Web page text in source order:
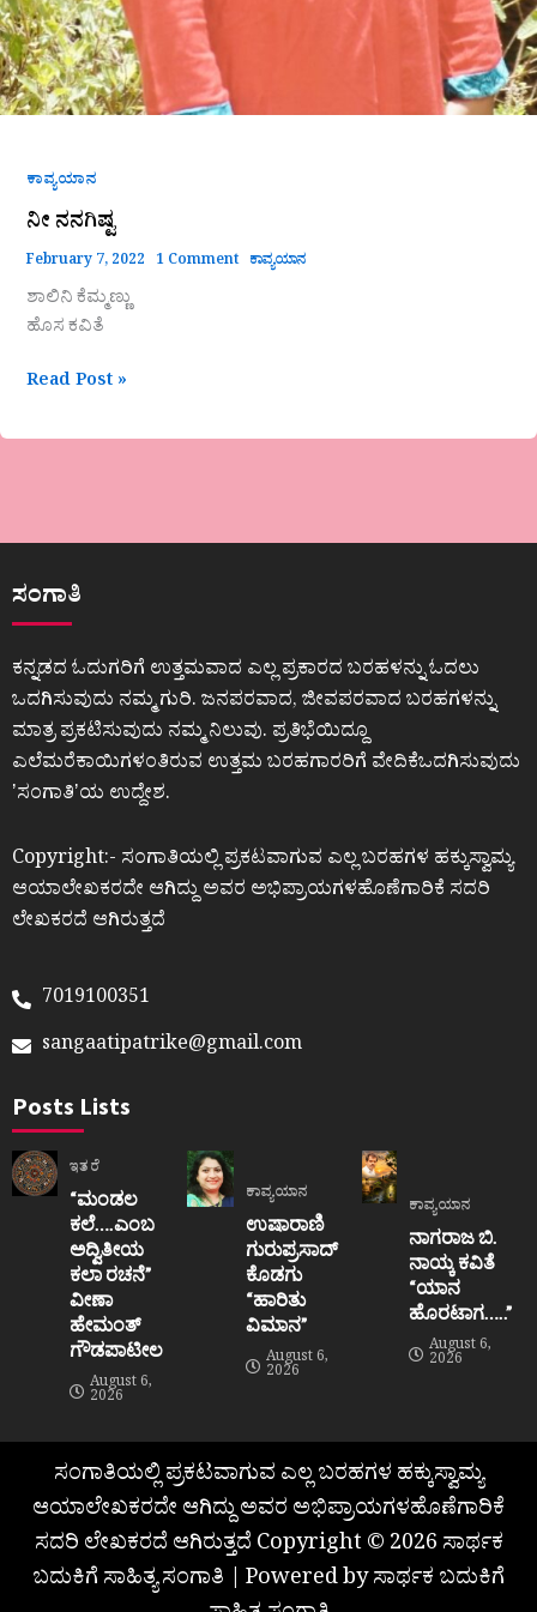
ಕಾವ್ಯಯಾನ
ನೀ ನನಗಿಷ್ಟ
February 7, 2022 1 Comment ಕಾವ್ಯಯಾನ
ಶಾಲಿನಿ ಕೆಮ್ಮಣ್ಣು
ಹೊಸ ಕವಿತೆ
Read Post »
ಸಂಗಾತಿ
ಕನ್ನಡದ ಓದುಗರಿಗೆ ಉತ್ತಮವಾದ ಎಲ್ಲ ಪ್ರಕಾರದ ಬರಹಳನ್ನು ಓದಲು
ಒದಗಿಸುವುದು ನಮ್ಮ ಗುರಿ. ಜನಪರವಾದ, ಜೀವಪರವಾದ ಬರಹಗಳನ್ನು
ಮಾತ್ರ ಪ್ರಕಟಿಸುವುದು ನಮ್ಮ ನಿಲುವು. ಪ್ರತಿಭೆಯಿದ್ದೂ
ಎಲೆಮರೆಕಾಯಿಗಳಂತಿರುವ ಉತ್ತಮ ಬರಹಗಾರರಿಗೆ ವೇದಿಕೆಒದಗಿಸುವುದು
ʼಸಂಗಾತಿʼಯ ಉದ್ದೇಶ.
Copyright:- ಸಂಗಾತಿಯಲ್ಲಿ ಪ್ರಕಟವಾಗುವ ಎಲ್ಲ ಬರಹಗಳ ಹಕ್ಕುಸ್ವಾಮ್ಯ
ಆಯಾಲೇಖಕರದೇ ಆಗಿದ್ದು ಅವರ ಅಭಿಪ್ರಾಯಗಳಹೊಣೆಗಾರಿಕೆ ಸದರಿ
ಲೇಖಕರದೆ ಆಗಿರುತ್ತದೆ
7019100351
sangaatipatrike@gmail.com
Posts Lists
ಇತರೆ
“ಮಂಡಲ
ಕಲೆ….ಎಂಬ
ಅದ್ವಿತೀಯ
ಕಲಾ ರಚನೆ”‌
ವೀಣಾ
ಹೇಮಂತ್‌
ಗೌಡಪಾಟೀಲ
August 6,
2026
ಕಾವ್ಯಯಾನ
ಉಷಾರಾಣಿ
ಗುರುಪ್ರಸಾದ್
ಕೊಡಗು
“ಹಾರಿತು
ವಿಮಾನ”
August 6,
2026
ಕಾವ್ಯಯಾನ
ನಾಗರಾಜ ಬಿ.
ನಾಯ್ಕ ಕವಿತೆ
“ಯಾನ
ಹೊರಟಾಗ…..”
August 6,
2026
ಸಂಗಾತಿಯಲ್ಲಿ ಪ್ರಕಟವಾಗುವ ಎಲ್ಲ ಬರಹಗಳ ಹಕ್ಕುಸ್ವಾಮ್ಯ
ಆಯಾಲೇಖಕರದೇ ಆಗಿದ್ದು ಅವರ ಅಭಿಪ್ರಾಯಗಳಹೊಣೆಗಾರಿಕೆ
ಸದರಿ ಲೇಖಕರದೆ ಆಗಿರುತ್ತದೆ Copyright © 2026 ಸಾರ್ಥಕ
ಬದುಕಿಗೆ ಸಾಹಿತ್ಯ ಸಂಗಾತಿ | Powered by ಸಾರ್ಥಕ ಬದುಕಿಗೆ